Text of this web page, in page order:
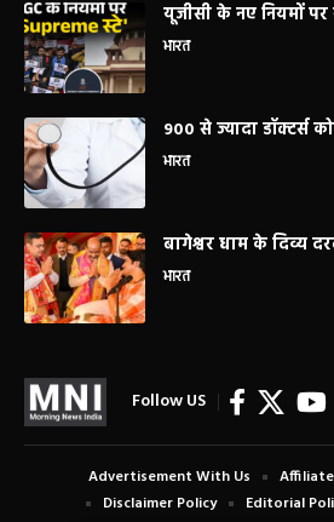
यूजीसी के नए नियमों पर
भारत
900 से ज्यादा डॉक्टर्स
भारत
बागेश्वर धाम के दिव्य
भारत
Follow US
Advertisement With Us
Disclaimer Policy
Editorial